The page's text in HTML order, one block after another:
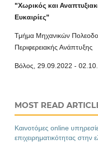
"Χωρικός και
Ευκαιρίες"
Τμήμα Μηχανικών
Περιφερειακής Ανάπτυξης
Βόλος, 29.09.2022 -
MOST READ
Καινοτόμες online
επιχειρηματικότητας στην